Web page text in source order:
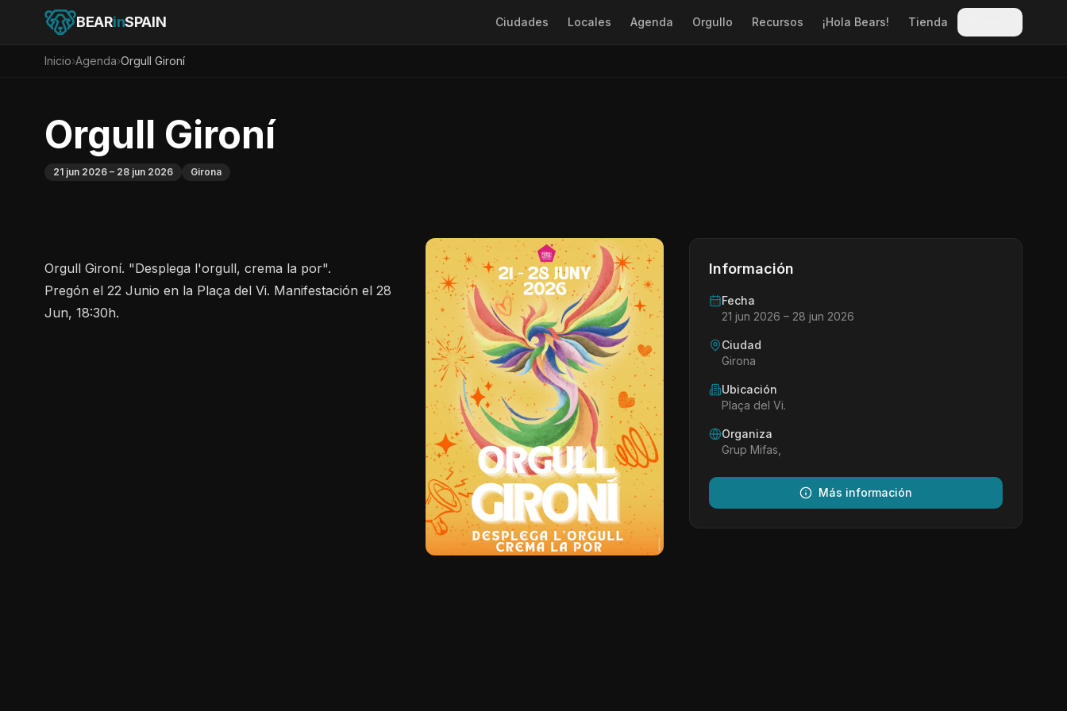
BEARinSPAIN Ciudades Locales Agenda Orgullo Recursos ¡Hola Bears! Tienda
Inicio›Agenda›Orgull Gironí
Orgull Gironí
21 jun 2026 – 28 jun 2026 Girona
Información
Fecha
21 jun 2026 – 28 jun 2026
Ciudad
Girona
Ubicación
Plaça del Vi.
Organiza
Grup Mifas,
Más información
Orgull Gironí. "Desplega l'orgull, crema la por".
Pregón el 22 Junio en la Plaça del Vi. Manifestación el 28
Jun, 18:30h.